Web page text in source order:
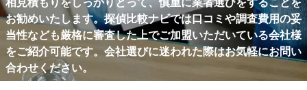
お勧めいたします。探偵比較ナビでは口コミや調査費用の妥
当性なども厳格に審査した上でご加盟いただいている会社様
をご紹介可能です。会社選びに迷われた際はお気軽にお問い
合わせください。